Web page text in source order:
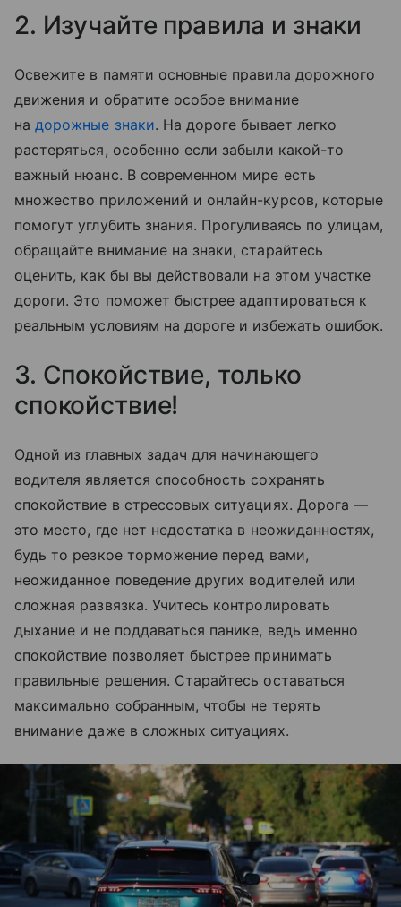
2. Изучайте правила и знаки
Освежите в памяти основные правила дорожного
движения и обратите особое внимание
надорожные знаки. На дороге бывает легко
растеряться, особенно если забыли какой-то
важный нюанс. В современном мире есть
множество приложений и онлайн-курсов, которые
помогут углубить знания. Прогуливаясь по улицам,
обращайте внимание на знаки, старайтесь
оценить, как бы вы действовали на этом участке
дороги. Это поможет быстрее адаптироваться к
реальным условиям на дороге и избежать ошибок.
3. Спокойствие, только
спокойствие!
Одной из главных задач для начинающего
водителя является способность сохранять
спокойствие в стрессовых ситуациях. Дорога —
это место, где нет недостатка в неожиданностях,
будь то резкое торможение перед вами,
неожиданное поведение других водителей или
сложная развязка. Учитесь контролировать
дыхание и не поддаваться панике, ведь именно
спокойствие позволяет быстрее принимать
правильные решения. Старайтесь оставаться
максимально собранным, чтобы не терять
внимание даже в сложных ситуациях.